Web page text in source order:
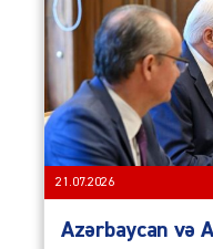
21.07.2026
Azərbaycan və